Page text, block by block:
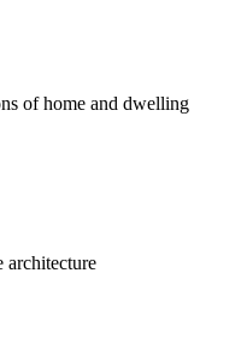
of home and dwelling
architecture